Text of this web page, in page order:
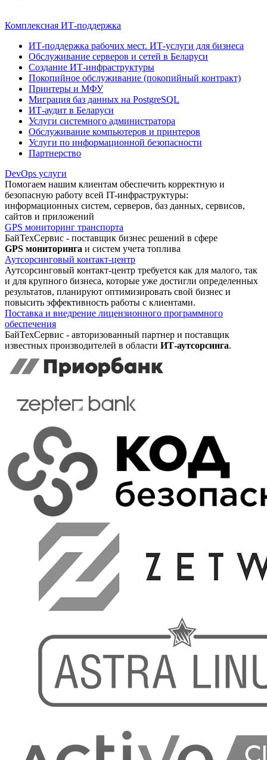
Комплексная ИТ-поддержка
ИТ-поддержка рабочих мест. ИТ-услуги для бизнеса
Обслуживание серверов и сетей в Беларуси
Создание ИТ-инфраструктуры
Покопийное обслуживание (покопийный контракт)
Принтеры и МФУ
Миграция баз данных на PostgreSQL
ИТ-аудит в Беларуси
Услуги системного администратора
Обслуживание компьютеров и принтеров
Услуги по информационной безопасности
Партнерство
DevOps услуги
Помогаем нашим клиентам обеспечить корректную и
безопасную работу всей IT-инфраструктуры:
информационных систем, серверов, баз данных, сервисов,
сайтов и приложений
GPS мониторинг транспорта
БайТехСервис - поставщик бизнес решений в сфере
GPS мониторинга и систем учета топлива
Аутсорсинговый контакт-центр
Аутсорсинговый контакт-центр требуется как для малого, так
и для крупного бизнеса, которые уже достигли определенных
результатов, планируют оптимизировать свой бизнес и
повысить эффективность работы с клиентами.
Поставка и внедрение лицензионного программного
обеспечения
БайТехСервис - авторизованный партнер и поставщик
известных производителей в области ИТ-аутсорсинга.